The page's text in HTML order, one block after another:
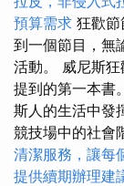
預算需求 狂歡
到一個節目，無
活動。 威尼斯
提到的第一本書
斯人的生活中發
競技場中的社會
清潔服務，讓每
提供續期辦理建